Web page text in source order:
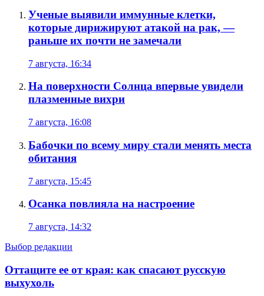
Ученые выявили иммунные клетки,
которые дирижируют атакой на рак, —
раньше их почти не замечали
7 августа, 16:34
На поверхности Солнца впервые увидели
плазменные вихри
7 августа, 16:08
Бабочки по всему миру стали менять места
обитания
7 августа, 15:45
Осанка повлияла на настроение
7 августа, 14:32
Выбор редакции
Оттащите ее от края: как спасают русскую
выхухоль